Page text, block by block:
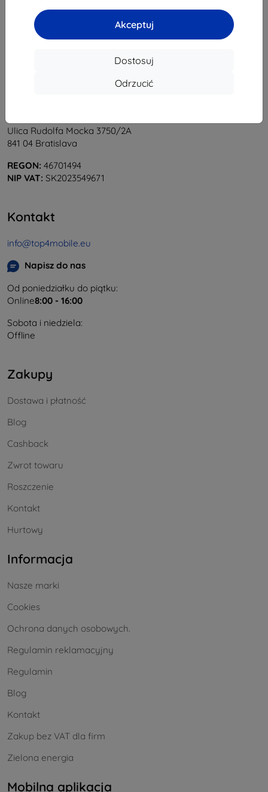
Akceptuj
Dostosuj
Odrzucić
1
Ulica Rudolfa Mocka 3750/2A
841 04 Bratislava
REGON: 46701494
NIP VAT: SK2023549671
Kontakt
info@top4mobile.eu
Napisz do nas
Od poniedziałku do piątku:
Online8:00 - 16:00
Sobota i niedziela:
Offline
Zakupy
Dostawa i płatność
Blog
Cashback
Zwrot towaru
Roszczenie
Kontakt
Hurtowy
Informacja
Nasze marki
Cookies
Ochrona danych osobowych.
Regulamin reklamacyjny
Regulamin
Blog
Kontakt
Zakup bez VAT dla firm
Zielona energia
Mobilna aplikacja